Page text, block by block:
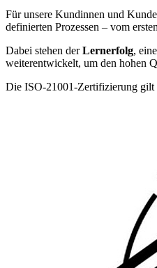
Für unsere Kundinnen und
definierten Prozessen – vom
Dabei stehen derLernerfolg, eine
weiterentwickelt, um den hohen
Die ISO-21001-Zertifizierung gilt